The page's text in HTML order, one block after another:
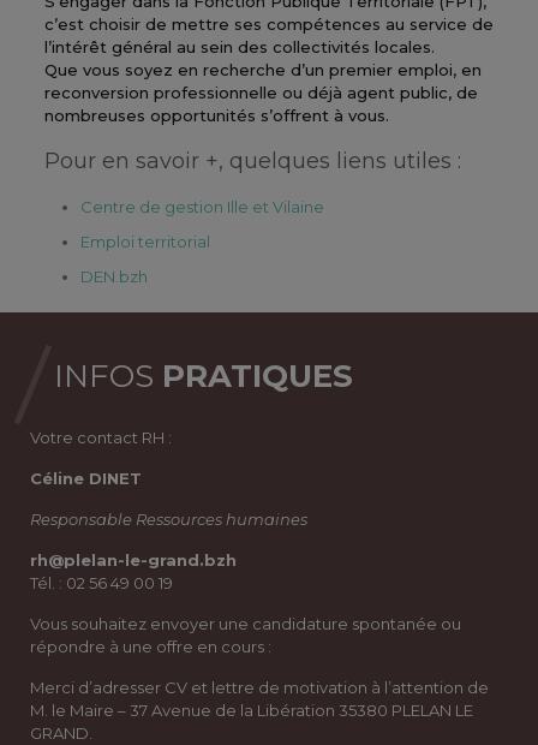
c’est choisir de mettre ses compétences au service de
l’intérêt général au sein des collectivités locales.
Que vous soyez en recherche d’un premier emploi, en
reconversion professionnelle ou déjà agent public, de
nombreuses opportunités s’offrent à vous.
Pour en savoir +, quelques liens utiles :
Centre de gestion Ille et Vilaine
Emploi territorial
DEN.bzh
INFOS PRATIQUES
Votre contact RH :
Céline DINET
Responsable Ressources humaines
rh@plelan-le-grand.bzh
Tél. : 02 56 49 00 19
Vous souhaitez envoyer une candidature spontanée ou
répondre à une offre en cours :
Merci d’adresser CV et lettre de motivation à l’attention de
M. le Maire – 37 Avenue de la Libération 35380 PLELAN LE
GRAND.